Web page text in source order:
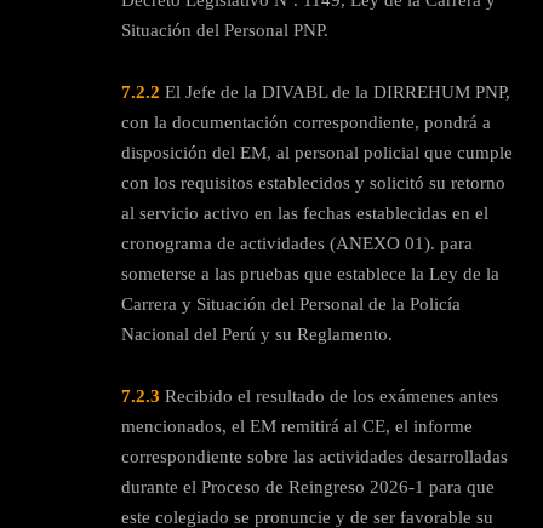
Situación del Personal PNP.
7.2.2 El Jefe de la DIVABL de la DIRREHUM PNP,
con la documentación correspondiente, pondrá a
disposición del EM, al personal policial que cumple
con los requisitos establecidos y solicitó su retorno
al servicio activo en las fechas establecidas en el
cronograma de actividades (ANEXO 01). para
someterse a las pruebas que establece la Ley de la
Carrera y Situación del Personal de la Policía
Nacional del Perú y su Reglamento.
7.2.3 Recibido el resultado de los exámenes antes
mencionados, el EM remitirá al CE, el informe
correspondiente sobre las actividades desarrolladas
durante el Proceso de Reingreso 2026-1 para que
este colegiado se pronuncie y de ser favorable su